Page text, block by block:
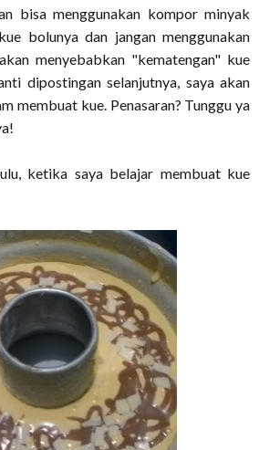
bisa menggunakan kompor minyak
bolunya dan jangan menggunakan
menyebabkan "kematengan" kue
dipostingan selanjutnya, saya akan
membuat kue. Penasaran? Tunggu ya
ketika saya belajar membuat kue